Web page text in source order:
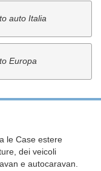
auto Italia
Europa
le Case estere
dei veicoli
e autocaravan.